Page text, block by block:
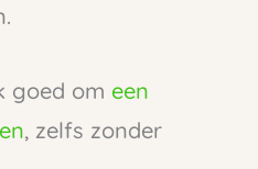
goed om een
, zelfs zonder